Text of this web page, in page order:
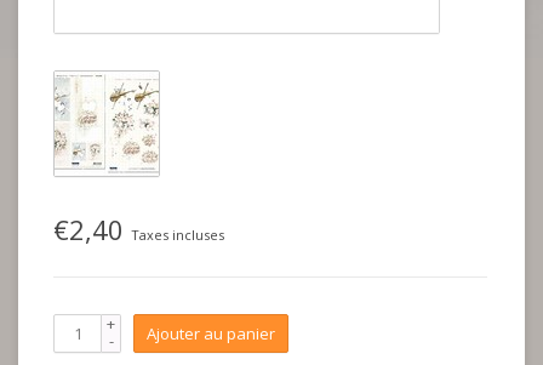
€2,40 Taxes incluses
+
- Ajouter au panier